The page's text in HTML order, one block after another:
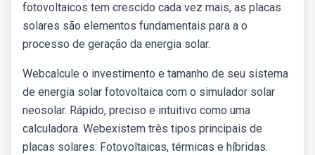
fotovoltaicos tem crescido cada vez mais, as placas
solares são elementos fundamentais para a o
processo de geração da energia solar.
Webcalcule o investimento e tamanho de seu sistema
de energia solar fotovoltaica com o simulador solar
neosolar. Rápido, preciso e intuitivo como uma
calculadora. Webexistem três tipos principais de
placas solares: Fotovoltaicas, térmicas e híbridas.